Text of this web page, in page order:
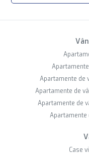
Apartamente de
Apartamente de
Apartamente de
Apartamente
Case